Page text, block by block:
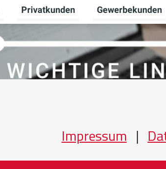
Untermenü für Erneuerbare Energien
Privatkunden
Untermenü für
Gewerbekunden
Impressum |